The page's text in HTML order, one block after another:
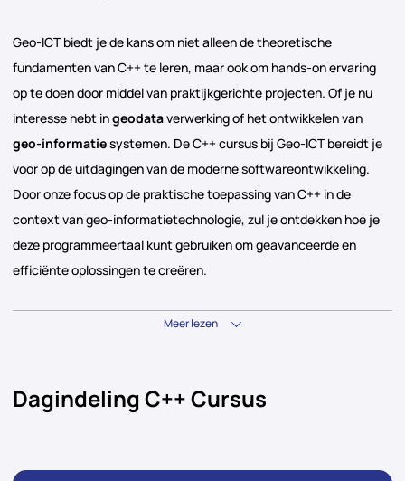
Geo-ICT biedt je de kans om niet alleen de theoretische
fundamenten van C++ te leren, maar ook om hands-on ervaring
op te doen door middel van praktijkgerichte projecten. Of je nu
interesse hebt ingeodataverwerking of het ontwikkelen van
geo-informatiesystemen. De C++ cursus bij Geo-ICT bereidt je
voor op de uitdagingen van de moderne softwareontwikkeling.
Door onze focus op de praktische toepassing van C++ in de
context van geo-informatietechnologie, zul je ontdekken hoe je
deze programmeertaal kunt gebruiken om geavanceerde en
efficiënte oplossingen te creëren.
Meer lezen
Dagindeling C++ Cursus